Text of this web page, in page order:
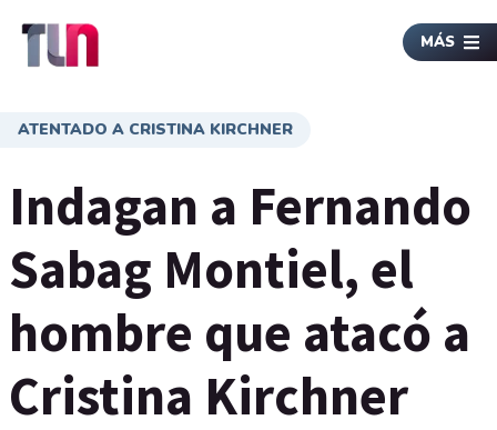
MÁS
ATENTADO A CRISTINA KIRCHNER
Indagan a Fernando
Sabag Montiel, el
hombre que atacó a
Cristina Kirchner